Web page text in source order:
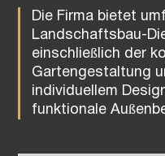
Die Firma bietet
Landschaftsbau-
einschließlich der
Gartengestaltung
individuellem
funktionale